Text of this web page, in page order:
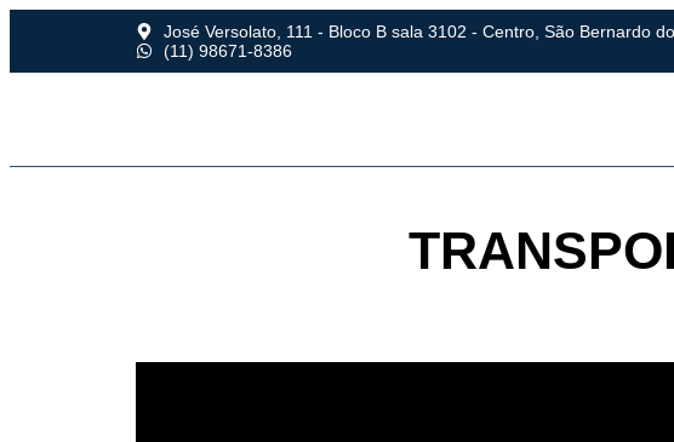
José Versolato, 111 - Bloco B sala 3102 - Centro, São Bernardo
(11) 98671-8386